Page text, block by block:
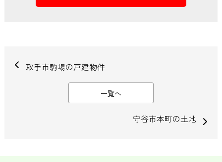
取手市駒場の戸建物件
一覧へ
守谷市本町の土地